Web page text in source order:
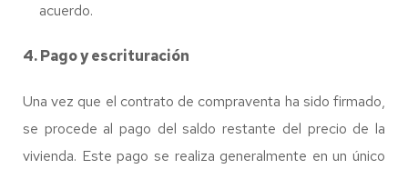
acuerdo.
4. Pago y escrituración
Una vez que el contrato de compraventa ha sido firmado,
se procede al pago del saldo restante del precio de la
vivienda. Este pago se realiza generalmente en un único